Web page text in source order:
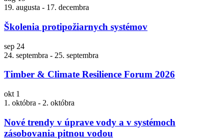
19. augusta - 17. decembra
Školenia protipožiarnych systémov
sep 24
24. septembra - 25. septembra
Timber & Climate Resilience Forum 2026
okt 1
1. októbra - 2. októbra
Nové trendy v úprave vody a v systémoch
zásobovania pitnou vodou